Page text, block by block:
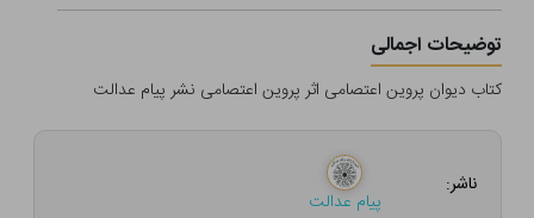
توضیحات اجمالی
کتاب دیوان پروین اعتصامی اثر پروین اعتصامی نشر پیام عدالت
ناشر:
پیام عدالت